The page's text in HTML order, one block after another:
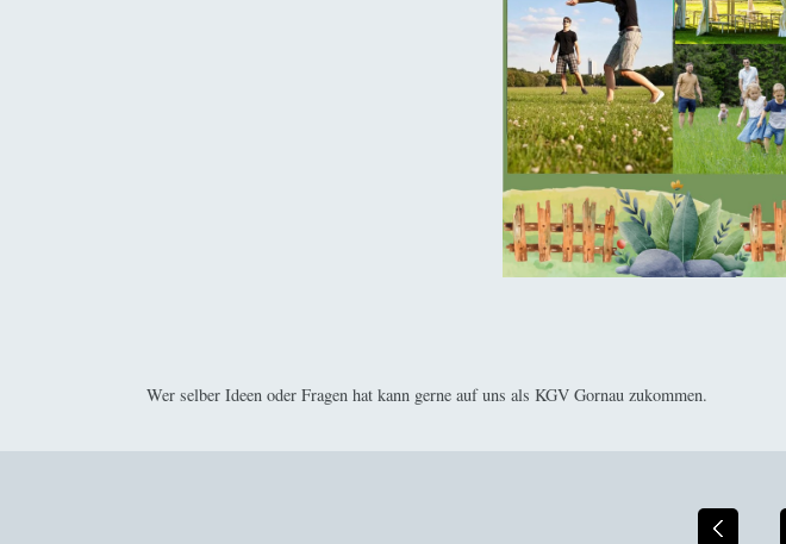
Wer selber Ideen oder Fragen hat kann gerne auf uns als KGV Gornau zukommen.